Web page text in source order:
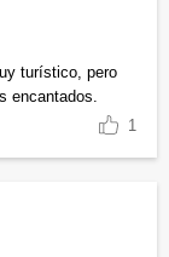
turístico, pero
encantados.
1